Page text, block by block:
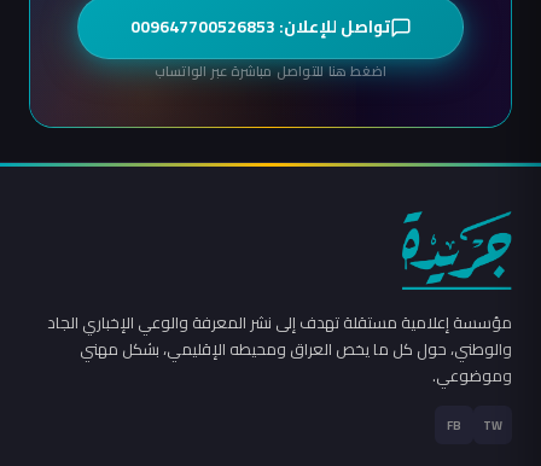
تواصل للإعلان: 009647700526853
اضغط هنا للتواصل مباشرة عبر الواتساب
مؤسسة إعلامية مستقلة تهدف إلى نشر المعرفة والوعي الإخباري الجاد
والوطني، حول كل ما يخص العراق ومحيطه الإقليمي، بشكل مهني
وموضوعي.
TW
FB